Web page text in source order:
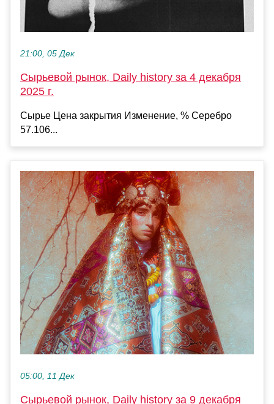
21:00, 05 Дек
Сырьевой рынок, Daily history за 4 декабря
2025 г.
Сырье Цена закрытия Изменение, % Серебро
57.106...
05:00, 11 Дек
Сырьевой рынок, Daily history за 9 декабря